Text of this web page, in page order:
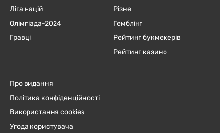
Ліга націй
Олімпіада-2024
Гравці
Різне
Гемблінг
Рейтинг букмекерів
Рейтинг казино
Про видання
Політика конфіденційності
Використання cookies
Угода користувача